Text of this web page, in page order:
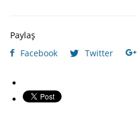
Paylaş
Facebook
Twitter